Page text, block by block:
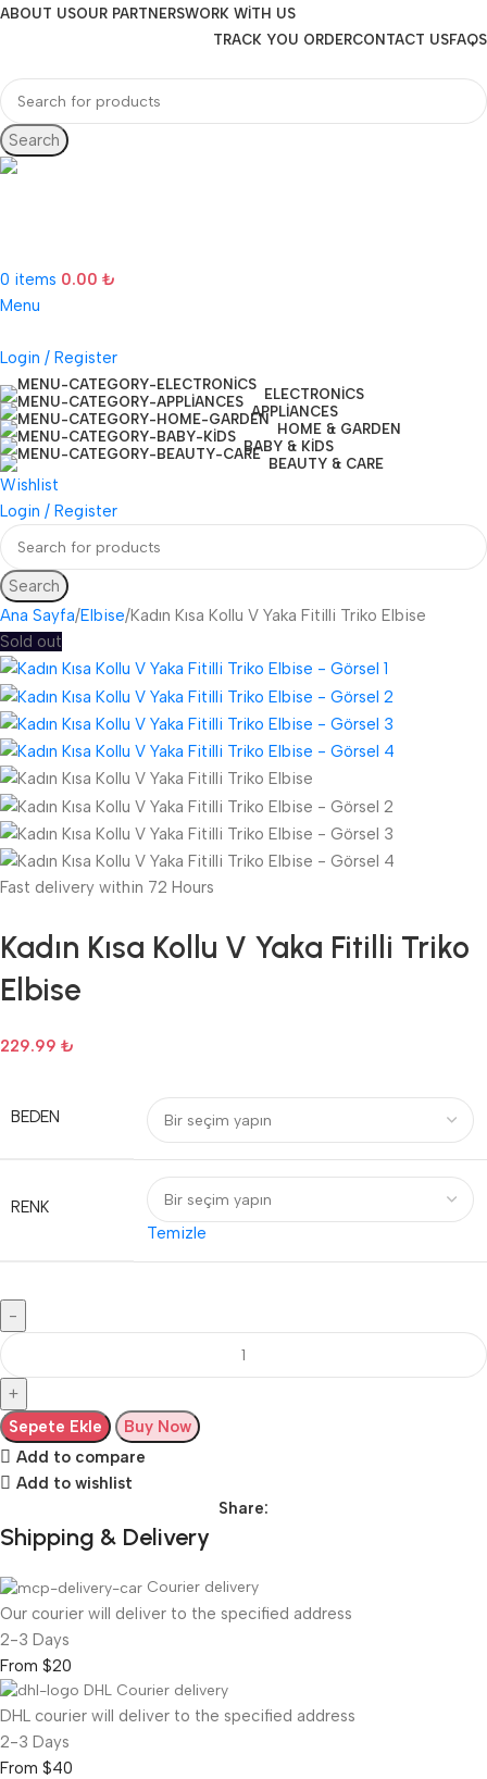
ABOUT USOUR PARTNERSWORK WITH US
TRACK YOU ORDERCONTACT USFAQS
Search
0 items 0.00 ₺
Menu
Login / Register
ELECTRONICS
APPLIANCES
HOME & GARDEN
BABY & KIDS
BEAUTY & CARE
Wishlist
Login / Register
Search
Ana Sayfa Elbise Kadın Kısa Kollu V Yaka Fitilli Triko Elbise
Sold out
Fast delivery within 72 Hours
Kadın Kısa Kollu V Yaka Fitilli Triko
Elbise
229.99 ₺
BEDEN
RENK
Temizle
Sepete Ekle
Buy Now
Add to compare
Add to wishlist
Share:
Shipping & Delivery
Courier delivery
Our courier will deliver to the specified address
2-3 Days
From $20
DHL Courier delivery
DHL courier will deliver to the specified address
2-3 Days
From $40